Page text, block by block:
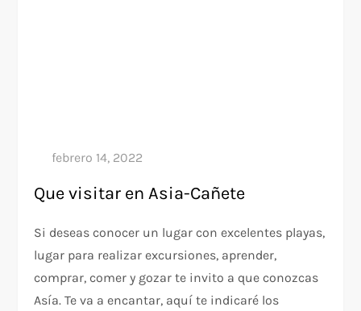
Que visitar en Asia-Cañete
Si deseas conocer un lugar con excelentes playas,
lugar para realizar excursiones, aprender,
comprar, comer y gozar te invito a que conozcas
Asía. Te va a encantar, aquí te indicaré los